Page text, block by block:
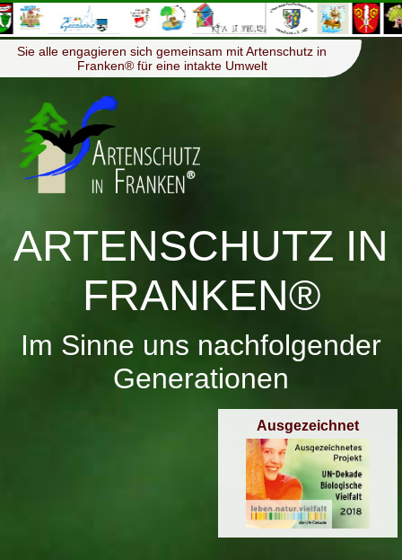
Menü ≡
Sie alle engagieren sich gemeinsam mit Artenschutz in
Franken® für eine intakte Umwelt
ARTENSCHUTZ IN
FRANKEN®
Im Sinne uns nachfolgender
Generationen
Ausgezeichnet